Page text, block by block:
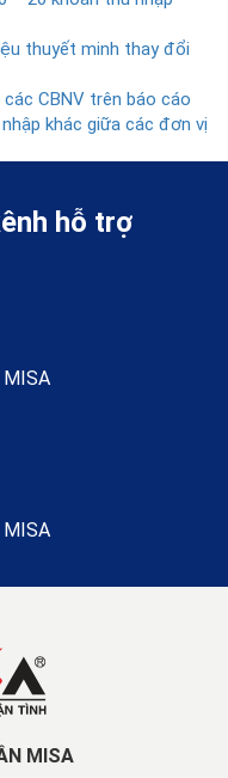
thuyết minh thay đổi
CBNV trên báo cáo
khác giữa các đơn vị
hỗ trợ
MISA
MISA
MISA